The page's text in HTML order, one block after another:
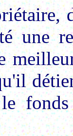
une